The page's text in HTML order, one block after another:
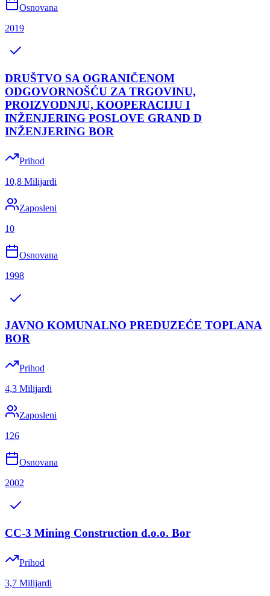
Osnovana
2019
DRUŠTVO SA OGRANIČENOM
ODGOVORNOŠĆU ZA TRGOVINU,
PROIZVODNJU, KOOPERACIJU I
INŽENJERING POSLOVE GRAND D
INŽENJERING BOR
Prihod
10,8 Milijardi
Zaposleni
10
Osnovana
1998
JAVNO KOMUNALNO PREDUZEĆE TOPLANA
BOR
Prihod
4,3 Milijardi
Zaposleni
126
Osnovana
2002
CC-3 Mining Construction d.o.o. Bor
Prihod
3,7 Milijardi